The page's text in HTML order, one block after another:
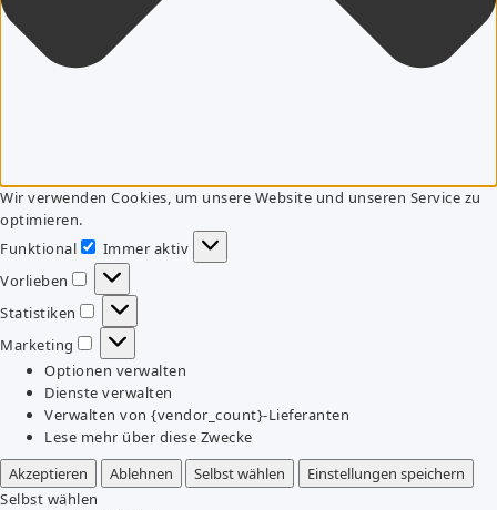
Wir verwenden Cookies, um unsere Website und unseren Service zu
optimieren.
Funktional
Funktional
Immer aktiv
Vorlieben
Vorlieben
Statistiken
Statistiken
Marketing
Marketing
Optionen verwalten
Dienste verwalten
Verwalten von {vendor_count}-Lieferanten
Lese mehr über diese Zwecke
Akzeptieren
Ablehnen Selbst wählen
Einstellungen speichern
Selbst wählen